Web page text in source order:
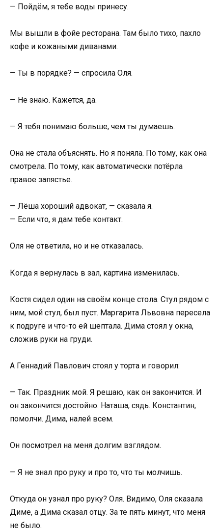
— Пойдём, я тебе воды принесу.
Мы вышли в фойе ресторана. Там было тихо, пахло
кофе и кожаными диванами.
— Ты в порядке? — спросила Оля.
— Не знаю. Кажется, да.
— Я тебя понимаю больше, чем ты думаешь.
Она не стала объяснять. Но я поняла. По тому, как она
смотрела. По тому, как автоматически потёрла
правое запястье.
— Лёша хороший адвокат, — сказала я.
— Если что, я дам тебе контакт.
Оля не ответила, но и не отказалась.
Когда я вернулась в зал, картина изменилась.
Костя сидел один на своём конце стола. Стул рядом с
ним, мой стул, был пуст. Маргарита Львовна пересела
к подруге и что-то ей шептала. Дима стоял у окна,
сложив руки на груди.
А Геннадий Павлович стоял у торта и говорил:
— Так. Праздник мой. Я решаю, как он закончится. И
он закончится достойно. Наташа, сядь. Константин,
помолчи. Дима, налей всем.
Он посмотрел на меня долгим взглядом.
— Я не знал про руку и про то, что ты молчишь.
Откуда он узнал про руку? Оля. Видимо, Оля сказала
Диме, а Дима сказал отцу. За те пять минут, что меня
не было.